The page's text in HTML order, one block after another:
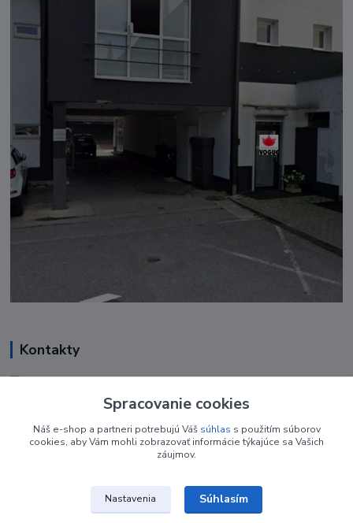
Kontakty
+421 948 050 205
nechtovyobchodik@gmail.com
Spracovanie cookies
Náš e-shop a partneri potrebujú Váš súhlas s použitím súborov
cookies, aby Vám mohli zobrazovať informácie týkajúce sa Vašich
záujmov.
Nastavenia Súhlasím